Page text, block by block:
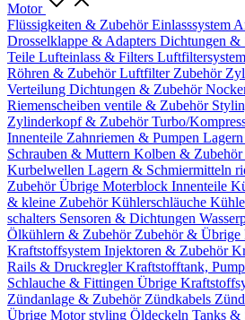
Motor
Flüssigkeiten & ZubehörEinlasssystem
Drosselklappe & Adapters Dichtungen &
Teile Lufteinlass & Filters
Röhren & ZubehörLuftfilter Zubehör
Verteilung Dichtungen & Zubehör
Riemenscheiben ventile & Zubehör
Zylinderkopf & ZubehörTurbo/
Innenteile Zahnriemen & Pumpen
Schrauben & Muttern Kolben & Zubehör
Kurbelwellen Lagern & Schmiermitteln
ZubehörÜbrige Moterblock Innenteile
& kleine ZubehörKühlerschläuche
schalters Sensoren & Dichtungen
Ölkühlern & Zubehör Zubehör & Übrige
Kraftstoffsystem Injektoren & Zubehör
Rails & DruckreglerKraftstofftank,
Schlauche & Fittingen Übrige
Zündanlage & Zubehör Zündkabels
Übrige Motor styling Öldeckeln Tanks &